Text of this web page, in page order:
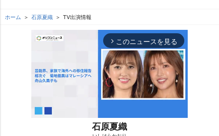
ホーム 石原夏織 TV出演情報
arrow_forward_ios このニュースを見る
石原夏織